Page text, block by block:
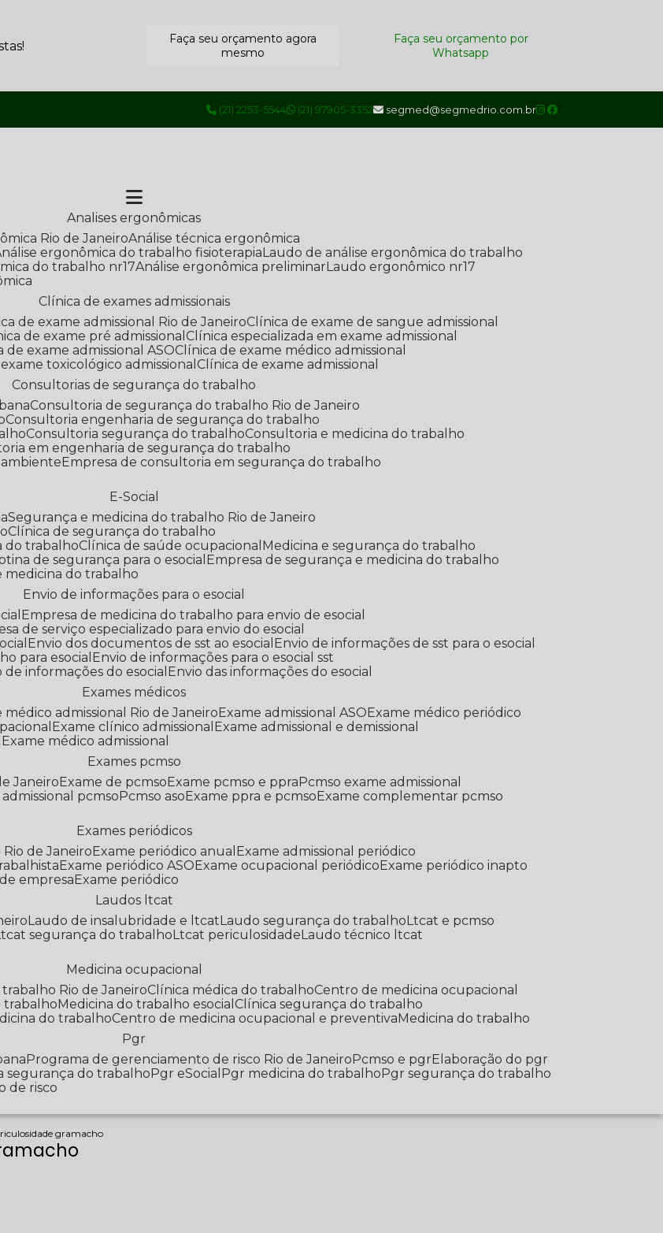
Faça seu orçamento agora
mesmo
Faça seu orçamento por
Whatsapp
(21) 2253-5544 (21) 97905-3352 segmed@segmedrio.com.br
Analises ergonômicas
Rio de Janeiro Análise técnica ergonômica
Análise ergonômica do trabalho fisioterapia Laudo de análise ergonômica do trabalho
do trabalho nr17 Análise ergonômica preliminar Laudo ergonômico nr17
Clínica de exames admissionais
de exame admissional Rio de Janeiro
Clínica de exame de sangue admissional
de exame pré admissional
Clínica especializada em exame admissional
de exame admissional ASO
Clínica de exame médico admissional
exame toxicológico admissional
Clínica de exame admissional
Consultorias de segurança do trabalho
Consultoria de segurança do trabalho Rio de Janeiro
Consultoria engenharia de segurança do trabalho
Consultoria segurança do trabalho
Consultoria e medicina do trabalho
em engenharia de segurança do trabalho
Empresa de consultoria em segurança do trabalho
E-Social
Segurança e medicina do trabalho Rio de Janeiro
Clínica de segurança do trabalho
do trabalho
Clínica de saúde ocupacional
Medicina e segurança do trabalho
de segurança para o esocial
Empresa de segurança e medicina do trabalho
medicina do trabalho
Envio de informações para o esocial
Empresa de medicina do trabalho para envio de esocial
de serviço especializado para envio do esocial
Envio dos documentos de sst ao esocial
Envio de informações de sst para o esocial
para esocial
Envio de informações para o esocial sst
de informações do esocial
Envio das informações do esocial
Exames médicos
médico admissional Rio de Janeiro Exame admissional ASO
Exame médico periódico
Exame clínico admissional
Exame admissional e demissional
Exame médico admissional
Exames pcmso
Janeiro Exame de pcmso Exame pcmso e ppra
Pcmso exame admissional
admissional pcmso Pcmso aso Exame ppra e pcmso
Exame complementar pcmso
Exames periódicos
Rio de Janeiro Exame periódico anual
Exame admissional periódico
Exame periódico ASO Exame ocupacional periódico
Exame periódico inapto
empresa
Exame periódico
Laudos ltcat
Laudo de insalubridade e ltcat Laudo segurança do trabalho Ltcat e pcmso
Ltcat segurança do trabalho Ltcat periculosidade Laudo técnico ltcat
Medicina ocupacional
trabalho Rio de Janeiro Clínica médica do trabalho
Centro de medicina ocupacional
trabalho Medicina do trabalho esocial
Clínica segurança do trabalho
do trabalho Centro de medicina ocupacional e preventiva
Medicina do trabalho
Pgr
Programa de gerenciamento de risco Rio de Janeiro Pcmso e pgr
Elaboração do pgr
segurança do trabalho Pgr eSocial Pgr medicina do trabalho
Pgr segurança do trabalho
de risco
gramacho